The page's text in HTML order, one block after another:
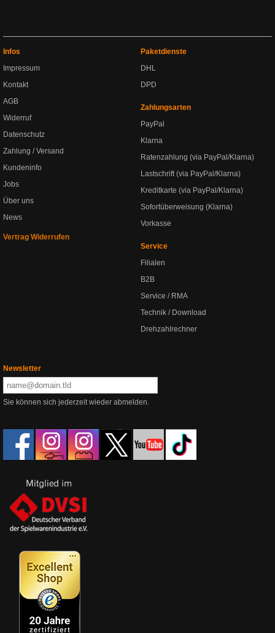
Infos
Impressum
Kontakt
AGB
Widerruf
Datenschutz
Zahlung / Versand
Kundeninfo
Jobs
Über uns
News
Vertrag Widerrufen
Paketdienste
DHL
DPD
Zahlungsarten
PayPal
Klarna
Ratenzahlung (via PayPal/Klarna)
Lastschrift (via PayPal/Klarna)
Kreditkarte (via PayPal/Klarna)
Sofortüberweisung (Klarna)
Vorkasse
Service
Filialen
B2B
Service / RMA
Technik / Download
Drehzahlrechner
Newsletter
Sie können sich jederzeit wieder abmelden.